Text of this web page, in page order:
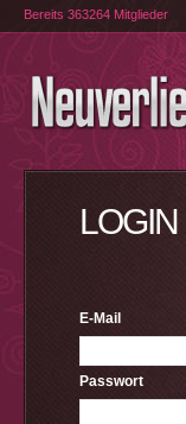
Bereits 363264 Mitglieder
LOGIN
E-Mail
Passwort